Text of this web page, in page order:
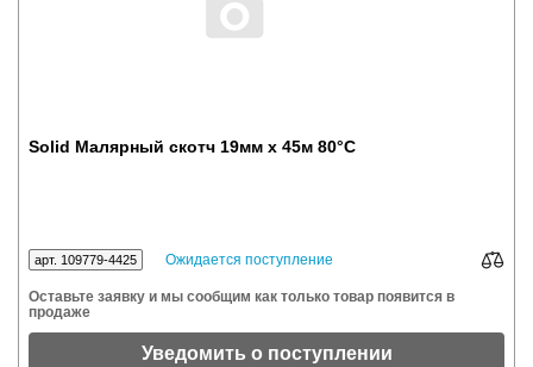
Solid Малярный скотч 19мм х 45м 80°С
арт. 109779-4425 Ожидается поступление
Оставьте заявку и мы сообщим как только товар появится в
продаже
Уведомить о поступлении